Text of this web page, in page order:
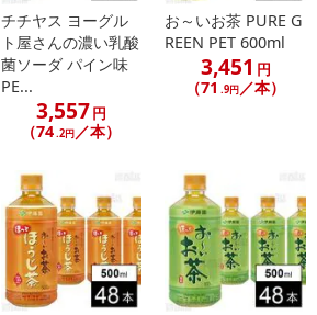
チチヤス ヨーグル
ト屋さんの濃い乳酸
菌ソーダ パイン味
PE...
3,557円
（74.2円／本）
お～いお茶 PURE G
REEN PET 600ml
3,451 円
（71 .9円／本）